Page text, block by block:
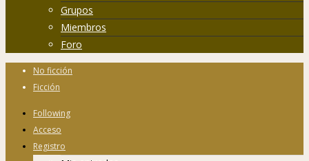
Grupos
Miembros
Foro
No ficción
Ficción
Following
Acceso
Registro